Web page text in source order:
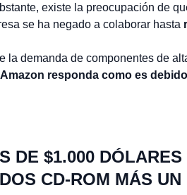
existe la preocupación de
se ha negado a colaborar hasta
la demanda de componentes de
Amazon responda como es debido
DE $1.000
CD-ROM MÁS